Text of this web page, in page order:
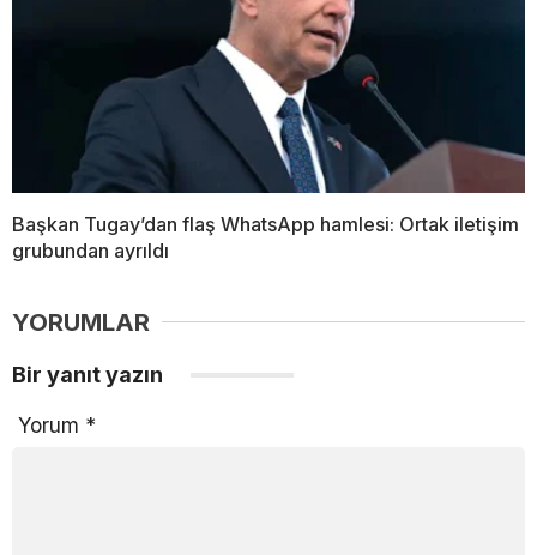
Başkan Tugay’dan flaş WhatsApp hamlesi: Ortak iletişim
grubundan ayrıldı
YORUMLAR
Bir yanıt yazın
Yorum *